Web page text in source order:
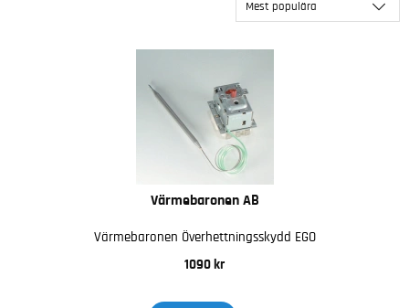
Mest populära
Värmebaronen AB
Värmebaronen Överhettningsskydd EGO
1090 kr